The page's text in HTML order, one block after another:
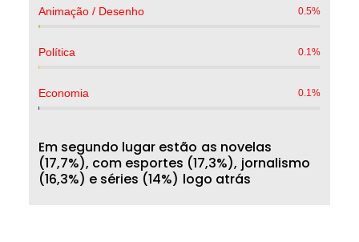
Animação / Desenho 0.5%
Política 0.1 %
Economia 0.1 %
Em segundo lugar estão as novelas
(17,7%), com esportes (17,3%), jornalismo
(16,3%) e séries (14%) logo atrás